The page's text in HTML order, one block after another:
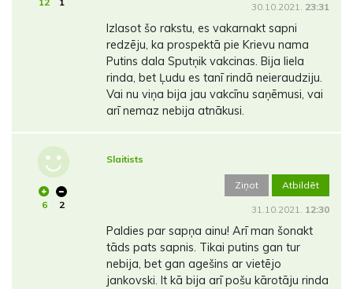
30.10.2021. 23:31
Izlasot šo rakstu, es vakarnakt sapni
redzēju, ka prospektā pie Krievu nama
Putins dala Sputņik vakcinas. Bija liela
rinda, bet Ļudu es tanī rindā neieraudziju.
Vai nu viņa bija jau vakcīnu saņēmusi, vai
arī nemaz nebija atnākusi.
6 2
Slaitists
Ziņot Atbildēt
31.10.2021. 12:30
Paldies par sapņa ainu! Arī man šonakt
tāds pats sapnis. Tikai putins gan tur
nebija, bet gan agešins ar vietējo
jankovski. It kā bija arī pošu kārotāju rinda